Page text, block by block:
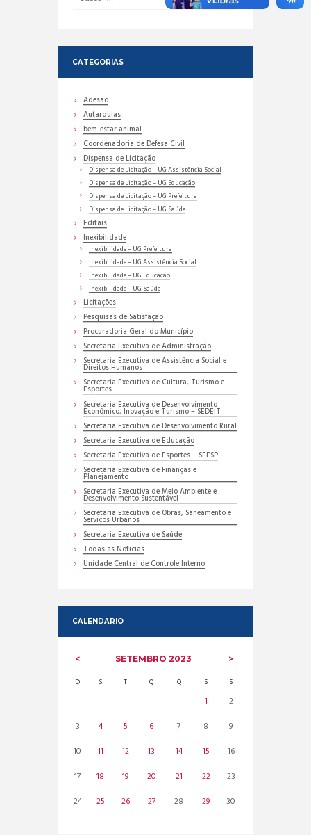
CATEGORIAS
Adesão
Autarquias
bem-estar animal
Coordenadoria de Defesa Civil
Dispensa de Licitação
Dispensa de Licitação – UG Assistência Social
Dispensa de Licitação – UG Educação
Dispensa de Licitação – UG Prefeitura
Dispensa de Licitação – UG Saúde
Editais
Inexibilidade
Inexibilidade – UG Prefeitura
Inexibilidade – UG Assistência Social
Inexibilidade – UG Educação
Inexibilidade – UG Saúde
Licitações
Pesquisas de Satisfação
Procuradoria Geral do Município
Secretaria Executiva de Administração
Secretaria Executiva de Assistência Social e
Direitos Humanos
Secretaria Executiva de Cultura, Turismo e
Esportes
Secretaria Executiva de Desenvolvimento
Econômico, Inovação e Turismo – SEDEIT
Secretaria Executiva de Desenvolvimento Rural
Secretaria Executiva de Educação
Secretaria Executiva de Esportes – SEESP
Secretaria Executiva de Finanças e
Planejamento
Secretaria Executiva de Meio Ambiente e
Desenvolvimento Sustentável
Secretaria Executiva de Obras, Saneamento e
Serviços Urbanos
Secretaria Executiva de Saúde
Todas as Noticias
Unidade Central de Controle Interno
CALENDARIO
SETEMBRO2023
D S T Q Q S S
1
2
3
4 5 6 7 8
9
10
11 12 13 14 15
16
17
18 19 20 21 22
23
24
25 26 27 28 29 30